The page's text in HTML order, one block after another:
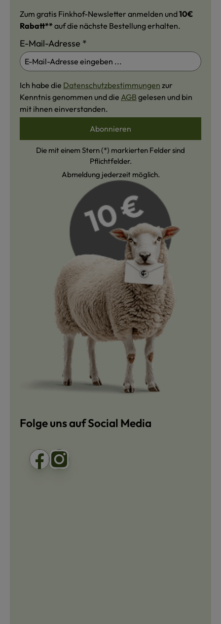
Zum gratis Finkhof-Newsletter anmelden und10€
Rabatt** auf die nächste Bestellung erhalten.
E-Mail-Adresse *
Ich habe die Datenschutzbestimmungen zur
Kenntnis genommen und die AGB gelesen und bin
mit ihnen einverstanden.
Abonnieren
Die mit einem Stern (*) markierten Felder sind
Pflichtfelder.
Abmeldung jederzeit möglich.
Folge uns auf Social Media